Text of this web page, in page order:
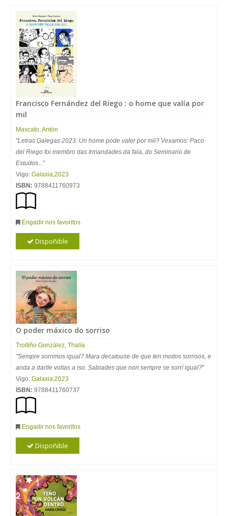
Francisco Fernández del Riego : o home que valía por
mil
Mascato, Antón
"Letras Galegas 2023. Un home pode valer por mil? Vexamos: Paco
del Riego foi membro das Irmandades da fala, do Seminario de
Estudos..."
Vigo: Galaxia,2023
ISBN: 9788411760973
Engadir nos favoritos
Dispoñible
O poder máxico do sorriso
Troitiño González, Thalía
"Sempre sorrimos igual? Mara decatouse de que ten moitos sorrisos, e
anda a darlle voltas a iso. Sabiades que non sempre se sorrí igual?"
Vigo: Galaxia,2023
ISBN: 9788411760737
Engadir nos favoritos
Dispoñible